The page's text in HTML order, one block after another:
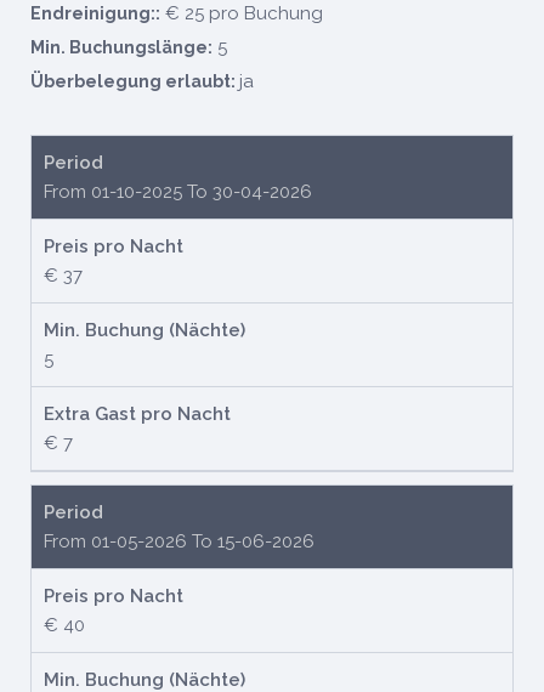
Endreinigung:: € 25 pro Buchung
Min. Buchungslänge: 5
Überbelegung erlaubt: ja
Period
From 01-10-2025 To 30-04-2026
Preis pro Nacht
€ 37
Min. Buchung (Nächte)
5
Extra Gast pro Nacht
€ 7
Period
From 01-05-2026 To 15-06-2026
Preis pro Nacht
€ 40
Min. Buchung (Nächte)